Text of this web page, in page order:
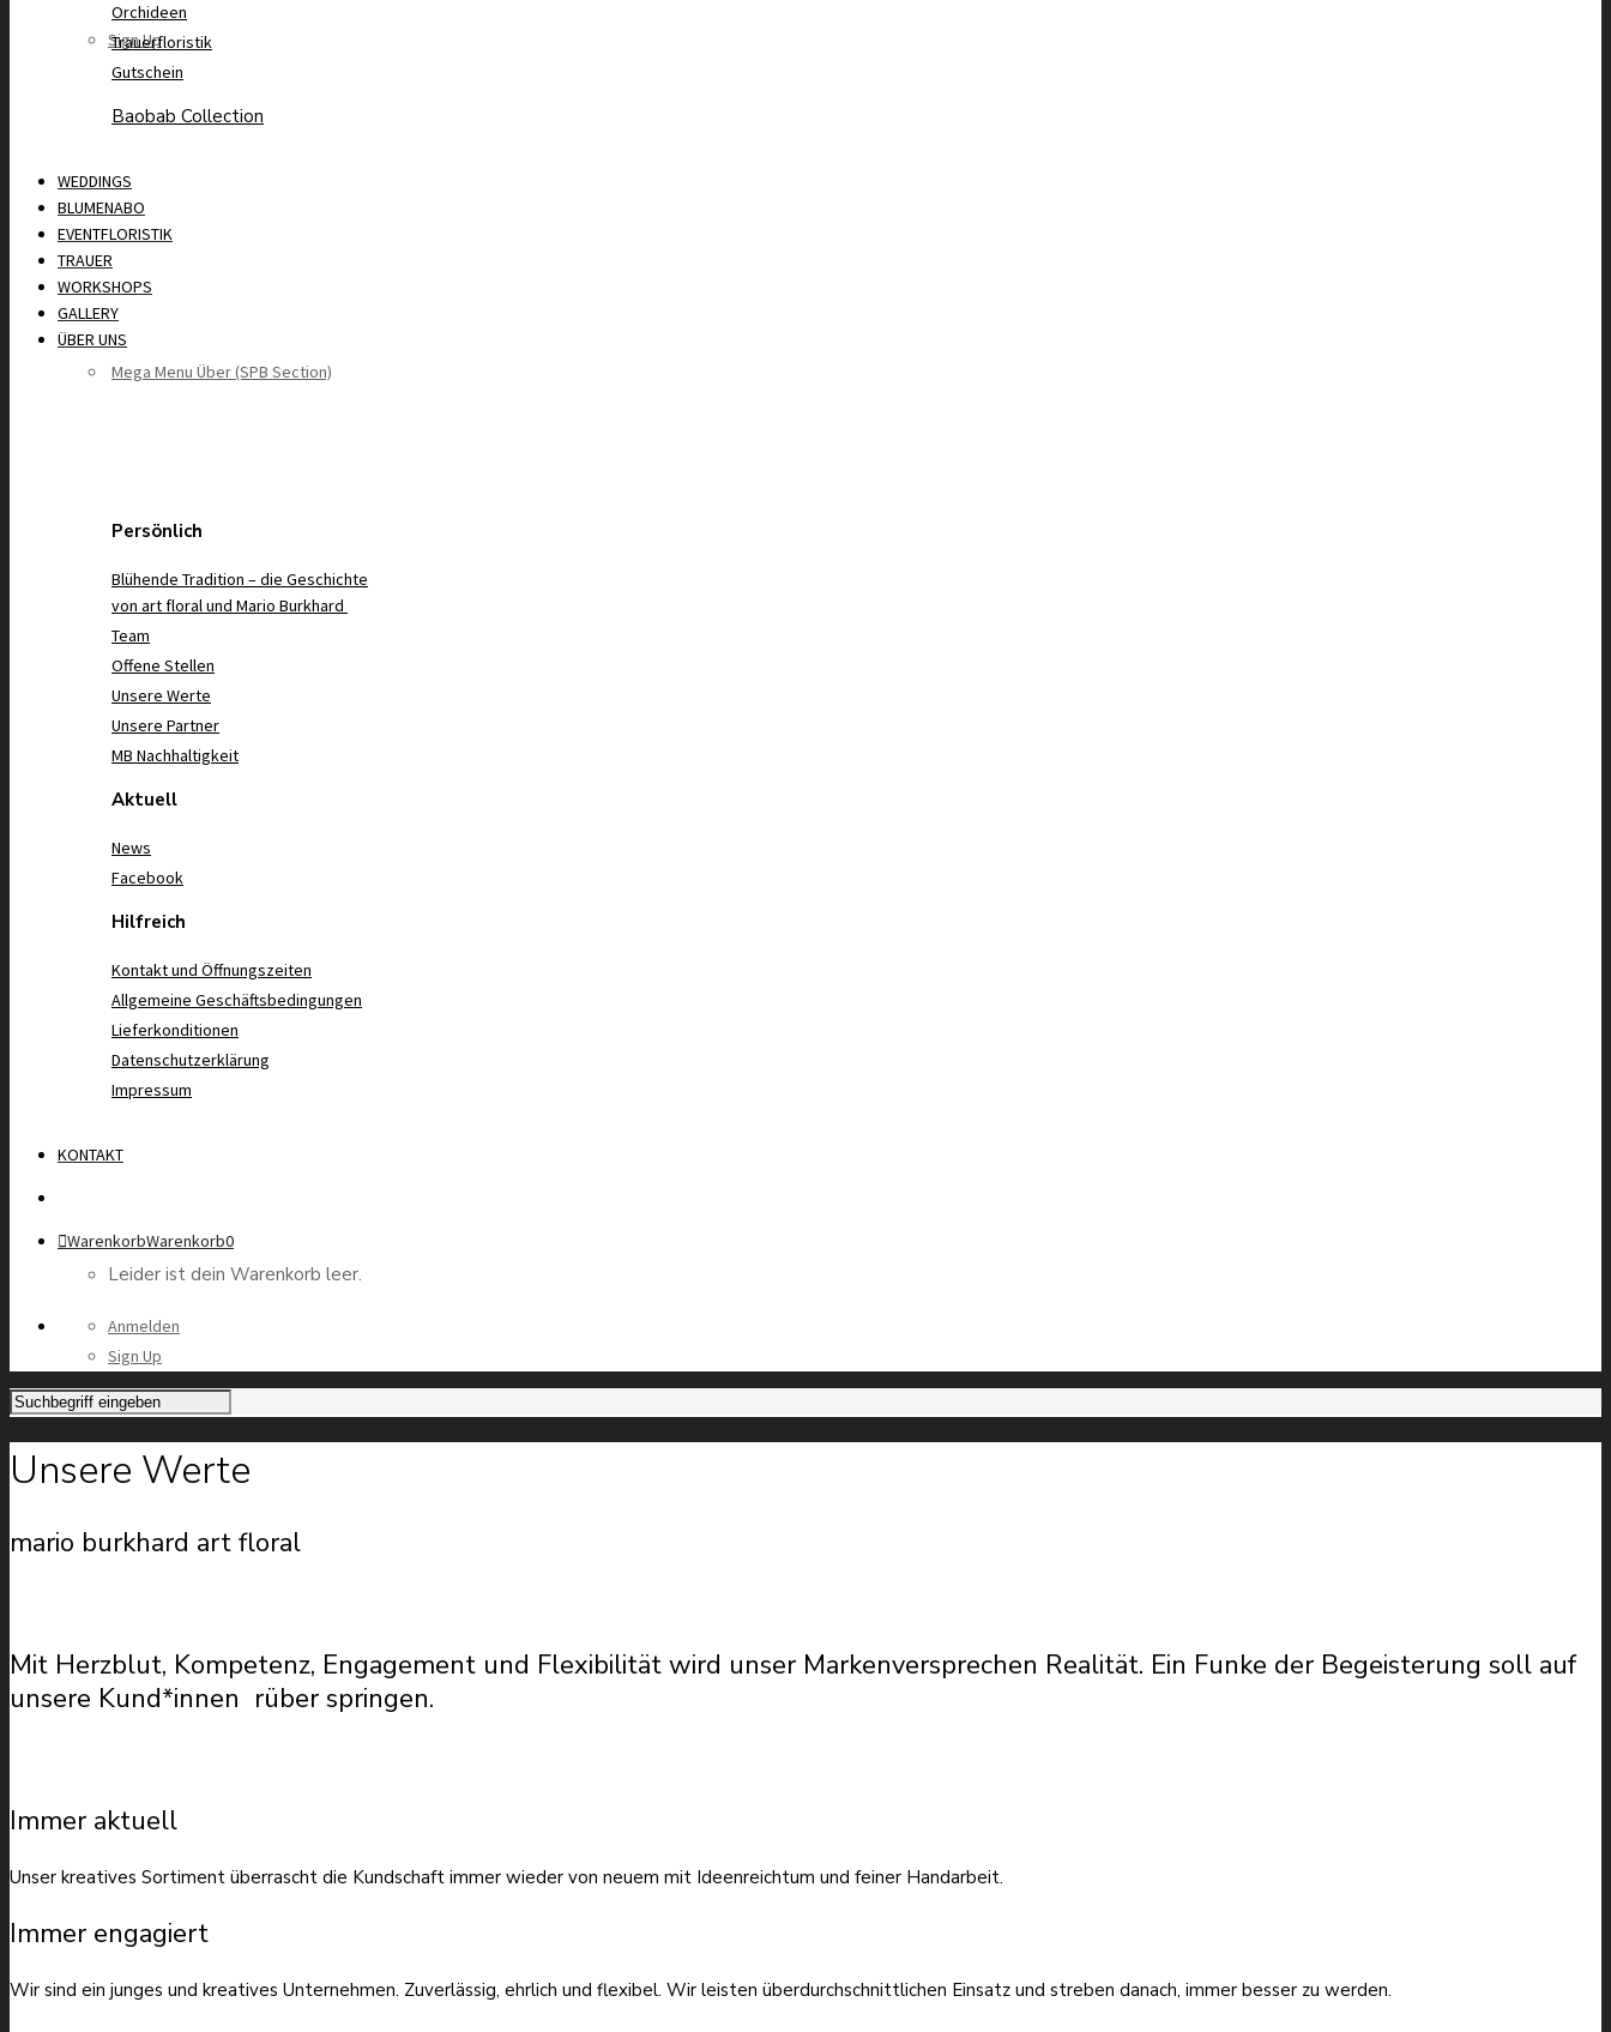
Sign Up
Orchideen
Trauerfloristik
Gutschein
Baobab Collection
WEDDINGS
BLUMENABO
EVENTFLORISTIK
TRAUER
WORKSHOPS
GALLERY
ÜBER UNS
Mega Menu Über (SPB Section)
Persönlich
Blühende Tradition – die Geschichte
von art floral und Mario Burkhard
Team
Offene Stellen
Unsere Werte
Unsere Partner
MB Nachhaltigkeit
Aktuell
News
Facebook
Hilfreich
Kontakt und Öffnungszeiten
Allgemeine Geschäftsbedingungen
Lieferkonditionen
Datenschutzerklärung
Impressum
KONTAKT
WarenkorbWarenkorb0
Leider ist dein Warenkorb leer.
Anmelden
Sign Up
Unsere Werte
mario burkhard art floral
Mit Herzblut, Kompetenz, Engagement und Flexibilität wird unser Markenversprechen Realität. Ein Funke der Begeisterung soll auf
unsere Kund*innen rüber springen.
Immer aktuell
Unser kreatives Sortiment überrascht die Kundschaft immer wieder von neuem mit Ideenreichtum und feiner Handarbeit.
Immer engagiert
Wir sind ein junges und kreatives Unternehmen. Zuverlässig, ehrlich und flexibel. Wir leisten überdurchschnittlichen Einsatz und streben danach, immer besser zu werden.